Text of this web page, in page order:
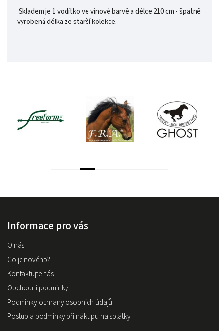
Skladem je 1 vodítko ve vínové barvě a délce 210 cm - špatně
vyrobená délka ze starší kolekce.
Informace pro vás
O nás
Co je nového?
Kontaktujte nás
Obchodní podmínky
Podmínky ochrany osobních údajů
Postup a podmínky při nákupu na splátky